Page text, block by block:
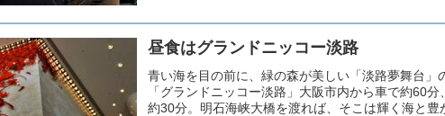
昼食はグランドニッコー淡路
青い海を目の前に、緑の森が美しい「淡路夢舞台」
「グランドニッコー淡路」大阪市内から車で約60
約30分。明石海峡大橋を渡れば、そこは輝く海と豊